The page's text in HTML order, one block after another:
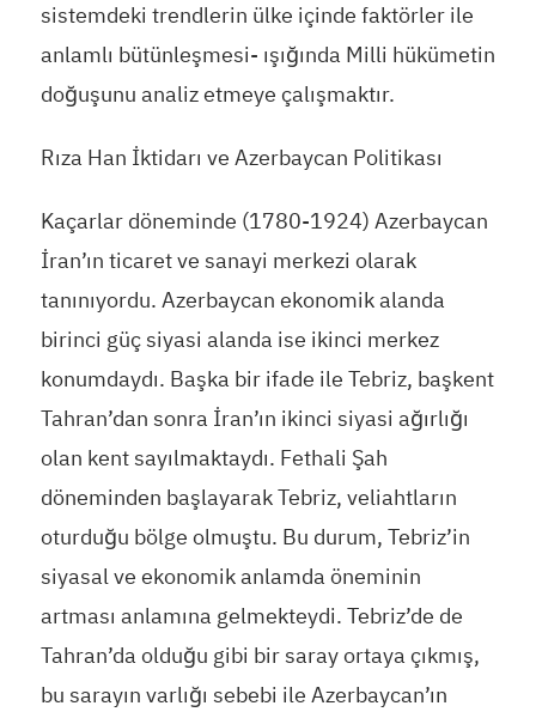
sistemdeki trendlerin ülke içinde faktörler ile
anlamlı bütünleşmesi- ışığında Milli hükümetin
doğuşunu analiz etmeye çalışmaktır.
Rıza Han İktidarı ve Azerbaycan Politikası
Kaçarlar döneminde (1780-1924) Azerbaycan
İran’ın ticaret ve sanayi merkezi olarak
tanınıyordu. Azerbaycan ekonomik alanda
birinci güç siyasi alanda ise ikinci merkez
konumdaydı. Başka bir ifade ile Tebriz, başkent
Tahran’dan sonra İran’ın ikinci siyasi ağırlığı
olan kent sayılmaktaydı. Fethali Şah
döneminden başlayarak Tebriz, veliahtların
oturduğu bölge olmuştu. Bu durum, Tebriz’in
siyasal ve ekonomik anlamda öneminin
artması anlamına gelmekteydi. Tebriz’de de
Tahran’da olduğu gibi bir saray ortaya çıkmış,
bu sarayın varlığı sebebi ile Azerbaycan’ın